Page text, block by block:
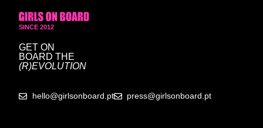
SINCE 2012
GET ON
BOARD THE
(R)EVOLUTION
hello@girlsonboard.pt press@girlsonboard.pt